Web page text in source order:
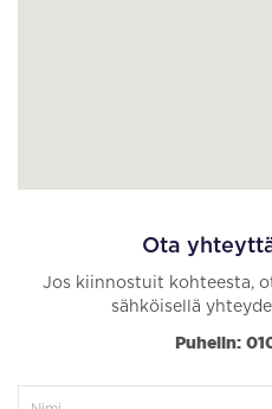
Ota
Jos kiinnostuit kohteesta,
sähköisellä
Puhelin: